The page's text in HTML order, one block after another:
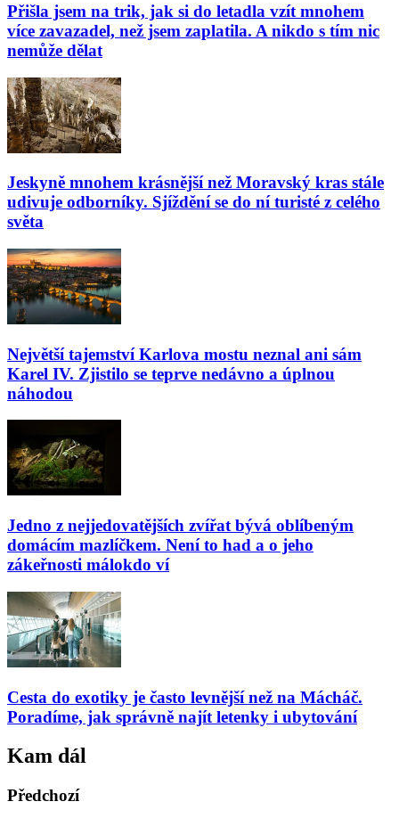
Přišla jsem na trik, jak si do letadla vzít mnohem
více zavazadel, než jsem zaplatila. A nikdo s tím nic
nemůže dělat
Jeskyně mnohem krásnější než Moravský kras stále
udivuje odborníky. Sjíždění se do ní turisté z celého
světa
Největší tajemství Karlova mostu neznal ani sám
Karel IV. Zjistilo se teprve nedávno a úplnou
náhodou
Jedno z nejjedovatějších zvířat bývá oblíbeným
domácím mazlíčkem. Není to had a o jeho
zákeřnosti málokdo ví
Cesta do exotiky je často levnější než na Mácháč.
Poradíme, jak správně najít letenky i ubytování
Kam dál
Předchozí